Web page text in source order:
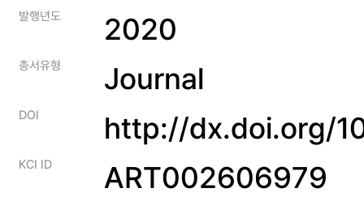
발행년도 2020
총서유형 Journal
DOI http://dx.doi.org/
KCI ID ART002606979